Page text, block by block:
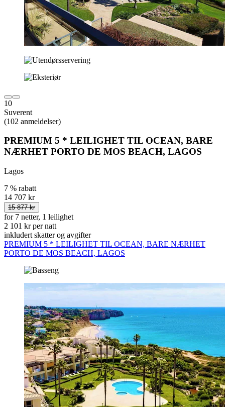
10
Suverent
(102 anmeldelser)
PREMIUM 5 * LEILIGHET TIL OCEAN, BARE
NÆRHET PORTO DE MOS BEACH, LAGOS
Lagos
7 % rabatt
14 707 kr
15 877 kr
for 7 netter, 1 leilighet
2 101 kr per natt
inkludert skatter og avgifter
PREMIUM 5 * LEILIGHET TIL OCEAN, BARE NÆRHET
PORTO DE MOS BEACH, LAGOS